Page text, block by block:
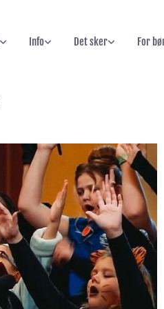
Info Det sker For